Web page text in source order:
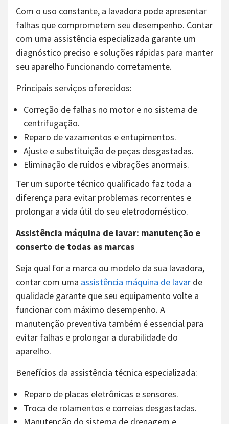
Com o uso constante, a lavadora pode apresentar
falhas que comprometem seu desempenho. Contar
com uma assistência especializada garante um
diagnóstico preciso e soluções rápidas para manter
seu aparelho funcionando corretamente.
Principais serviços oferecidos:
Correção de falhas no motor e no sistema de
centrifugação.
Reparo de vazamentos e entupimentos.
Ajuste e substituição de peças desgastadas.
Eliminação de ruídos e vibrações anormais.
Ter um suporte técnico qualificado faz toda a
diferença para evitar problemas recorrentes e
prolongar a vida útil do seu eletrodoméstico.
Assistência máquina de lavar: manutenção e
conserto de todas as marcas
Seja qual for a marca ou modelo da sua lavadora,
contar com uma assistência máquina de lavar de
qualidade garante que seu equipamento volte a
funcionar com máximo desempenho. A
manutenção preventiva também é essencial para
evitar falhas e prolongar a durabilidade do
aparelho.
Benefícios da assistência técnica especializada:
Reparo de placas eletrônicas e sensores.
Troca de rolamentos e correias desgastadas.